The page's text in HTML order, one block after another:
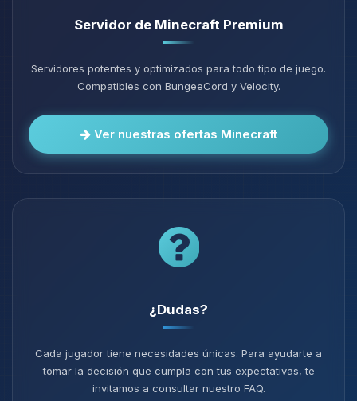
Servidor de Minecraft Premium
Servidores potentes y optimizados para todo tipo de juego.
Compatibles con BungeeCord y Velocity.
Ver nuestras ofertas Minecraft
¿Dudas?
Cada jugador tiene necesidades únicas. Para ayudarte a
tomar la decisión que cumpla con tus expectativas, te
invitamos a consultar nuestro FAQ.